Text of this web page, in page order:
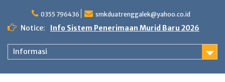
content
0355 796436 smkduatrenggalek@yahoo.co.id
Notice: Info Sistem Penerimaan Murid Baru 2026
Informasi